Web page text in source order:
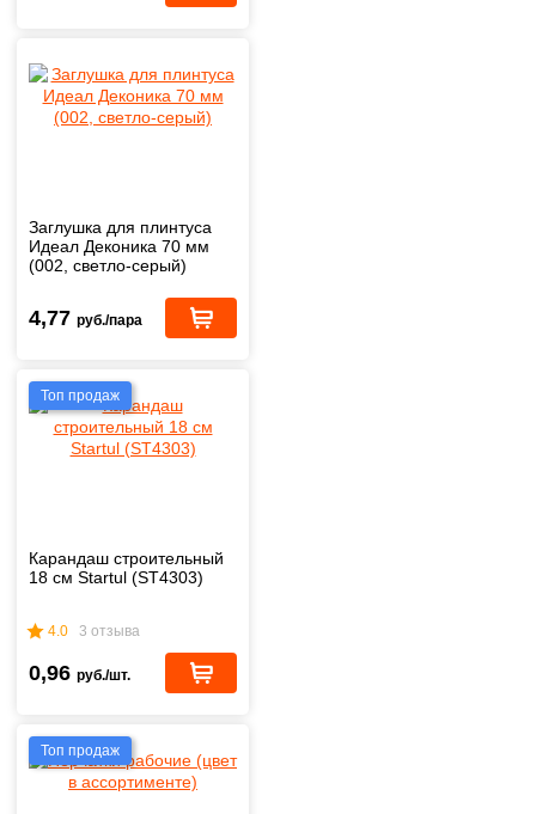
Заглушка для плинтуса
Идеал Деконика 70 мм
(002, светло-серый)
4,77 руб./пара
Топ продаж
Карандаш строительный
18 см Startul (ST4303)
4.0 3 отзыва
0,96 руб./шт.
Топ продаж